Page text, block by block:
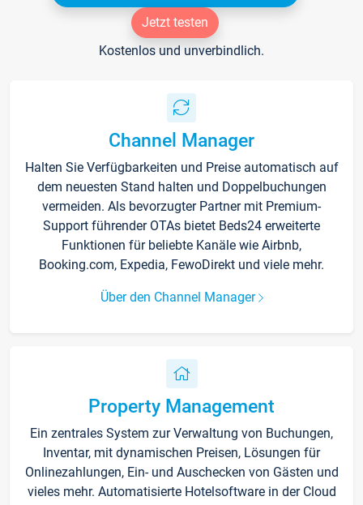
Jetzt testen
Kostenlos und unverbindlich.
Channel Manager
Halten Sie Verfügbarkeiten und Preise automatisch auf
dem neuesten Stand halten und Doppelbuchungen
vermeiden. Als bevorzugter Partner mit Premium-
Support führender OTAs bietet Beds24 erweiterte
Funktionen für beliebte Kanäle wie Airbnb,
Booking.com, Expedia, FewoDirekt und viele mehr.
Über den Channel Manager
Property Management
Ein zentrales System zur Verwaltung von Buchungen,
Inventar, mit dynamischen Preisen, Lösungen für
Onlinezahlungen, Ein- und Auschecken von Gästen und
vieles mehr. Automatisierte Hotelsoftware in der Cloud